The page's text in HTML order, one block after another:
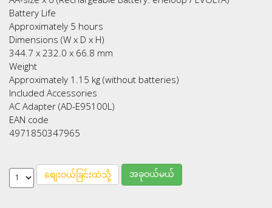
Battery Life
Approximately 5 hours
Dimensions (W x D x H)
344.7 x 232.0 x 66.8 mm
Weight
Approximately 1.15 kg (without batteries)
Included Accessories
AC Adapter (AD-E95100L)
EAN code
4971850347965
စျေးဝယ်ခြင်းထဲသို့ အခုဝယ်မယ်